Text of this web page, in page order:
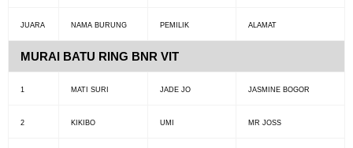
JUARA NAMA BURUNG PEMILIK ALAMAT
MURAI BATU RING BNR VIT
1 MATI SURI JADE JO JASMINE BOGOR
2 KIKIBO UMI MR JOSS